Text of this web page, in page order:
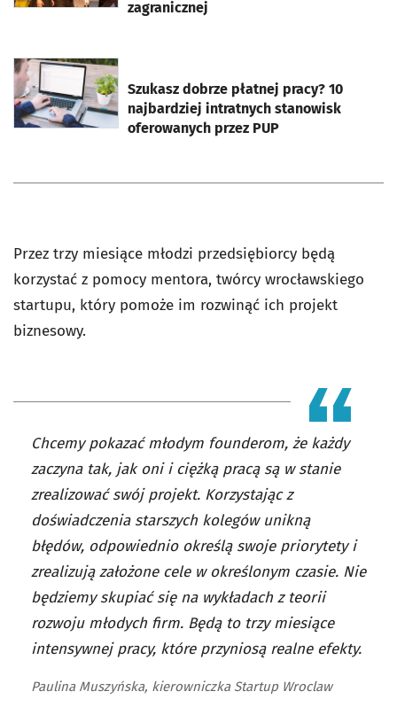
zagranicznej
Szukasz dobrze płatnej pracy? 10
najbardziej intratnych stanowisk
oferowanych przez PUP
otworzy się w nowej karcie
Przez trzy miesiące młodzi przedsiębiorcy będą
korzystać z pomocy mentora, twórcy wrocławskiego
startupu, który pomoże im rozwinąć ich projekt
biznesowy.
Chcemy pokazać młodym founderom, że każdy
zaczyna tak, jak oni i ciężką pracą są w stanie
zrealizować swój projekt. Korzystając z
doświadczenia starszych kolegów unikną
błędów, odpowiednio określą swoje priorytety i
zrealizują założone cele w określonym czasie. Nie
będziemy skupiać się na wykładach z teorii
rozwoju młodych firm. Będą to trzy miesiące
intensywnej pracy, które przyniosą realne efekty.
Paulina Muszyńska, kierowniczka Startup Wroclaw